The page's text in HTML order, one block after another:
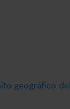
geográfico